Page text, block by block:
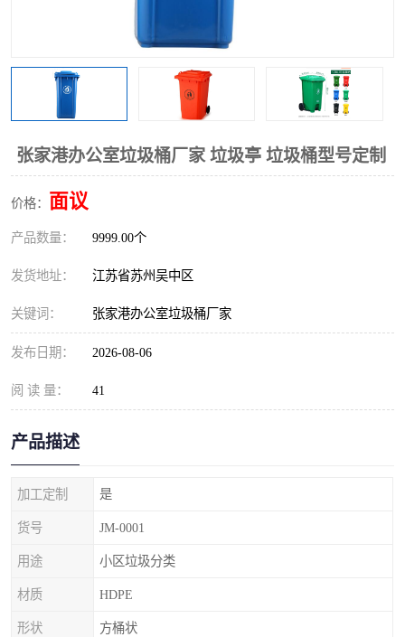
张家港办公室垃圾桶厂家 垃圾亭 垃圾桶型号定制
价格： 面议
产品数量： 9999.00个
发货地址： 江苏省苏州吴中区
关键词： 张家港办公室垃圾桶厂家
发布日期： 2026-08-06
阅 读 量： 41
产品描述
加工定制 是
货号 JM-0001
用途 小区垃圾分类
材质 HDPE
形状 方桶状